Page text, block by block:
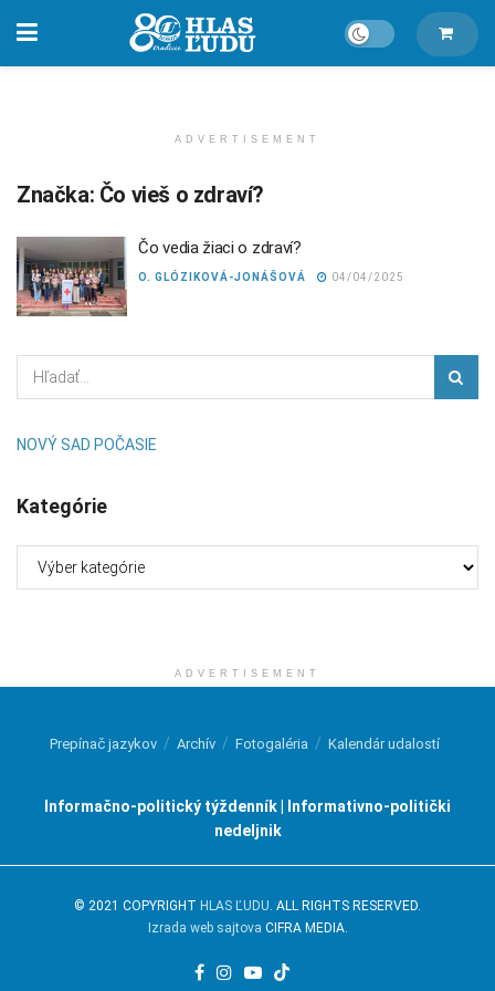
ADVERTISEMENT
Značka: Čo vieš o zdraví?
Čo vedia žiaci o zdraví?
O. GLÓZIKOVÁ-JONÁŠOVÁ 04/04/2025
NOVÝ SAD POČASIE
Kategórie
ADVERTISEMENT
Prepínač jazykov Archív Fotogaléria Kalendár udalostí
Informačno-politický týždenník | Informativno-politički
nedeljnik
© 2021 COPYRIGHT HLAS ĽUDU . ALL RIGHTS RESERVED.
Izrada web sajtova CIFRA MEDIA.